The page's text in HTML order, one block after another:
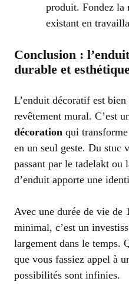
produit. Fondez la
existant en
Conclusion :
durable et
L’enduit décoratif est
revêtement mural. C’est
décoration qui transforme
en un seul geste. Du stuc
passant par le tadelakt ou
d’enduit apporte une
Avec une durée de vie de
minimal, c’est un
largement dans le temps.
que vous fassiez appel à
possibilités sont infinies.